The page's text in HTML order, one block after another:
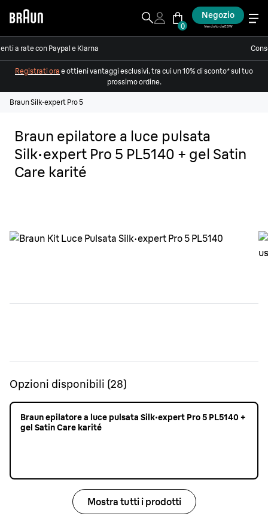
0
Negozio
Venduto da ESW
a rate con Paypal e Klarna
Registrati ora e ottieni vantaggi esclusivi, tra cui un 10% di sconto* sul tuo
prossimo ordine.
Braun Silk·expert Pro 5
Braun epilatore a luce pulsata
Silk·expert Pro 5 PL5140 + gel Satin
Care karité
Opzioni disponibili (28)
Braun epilatore a luce pulsata Silk·expert Pro 5 PL5140 +
gel Satin Care karité
Mostra tutti i prodotti